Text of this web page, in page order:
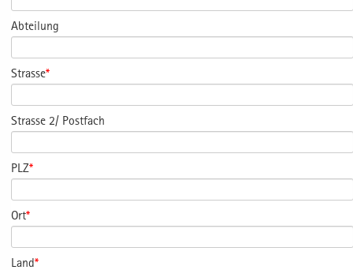
Abteilung
Strasse*
Strasse 2/ Postfach
PLZ*
Ort*
Land*